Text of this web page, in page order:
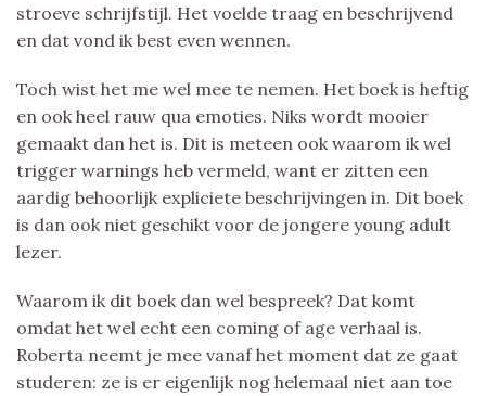
stroeve schrijfstijl. Het voelde traag en beschrijvend
en dat vond ik best even wennen.
Toch wist het me wel mee te nemen. Het boek is heftig
en ook heel rauw qua emoties. Niks wordt mooier
gemaakt dan het is. Dit is meteen ook waarom ik wel
trigger warnings heb vermeld, want er zitten een
aardig behoorlijk expliciete beschrijvingen in. Dit boek
is dan ook niet geschikt voor de jongere young adult
lezer.
Waarom ik dit boek dan wel bespreek? Dat komt
omdat het wel echt een coming of age verhaal is.
Roberta neemt je mee vanaf het moment dat ze gaat
studeren: ze is er eigenlijk nog helemaal niet aan toe